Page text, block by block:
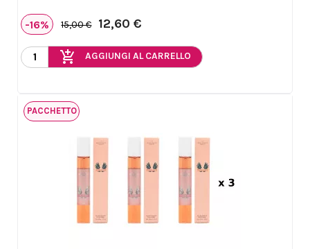
-16% 15,00 € 12,60 €
add_shopping_cart AGGIUNGI AL CARRELLO
PACCHETTO